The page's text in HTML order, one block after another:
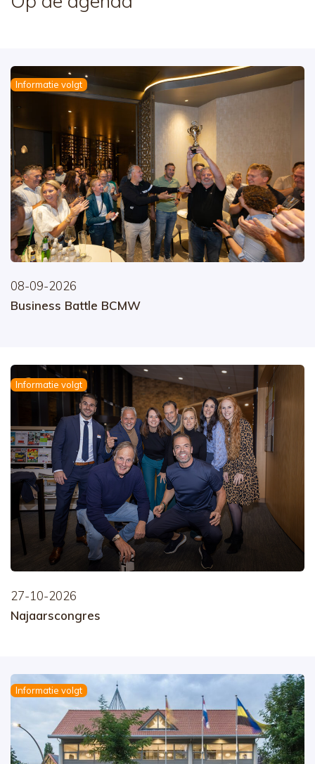
Informatie volgt
08-09-2026
Business Battle BCMW
Informatie volgt
27-10-2026
Najaarscongres
Informatie volgt